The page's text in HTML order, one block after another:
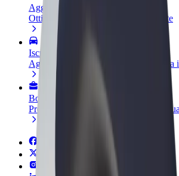
Aggiungi il tuo ristorante o negozio
Ottieni più clienti e aumenta le vendite
Iscriviti come proprietario della flotta
Aggiungi la tua flotta a Bolt e aumenta
Bolt per le aziende
Prodotti e servizi Bolt scalabili per la